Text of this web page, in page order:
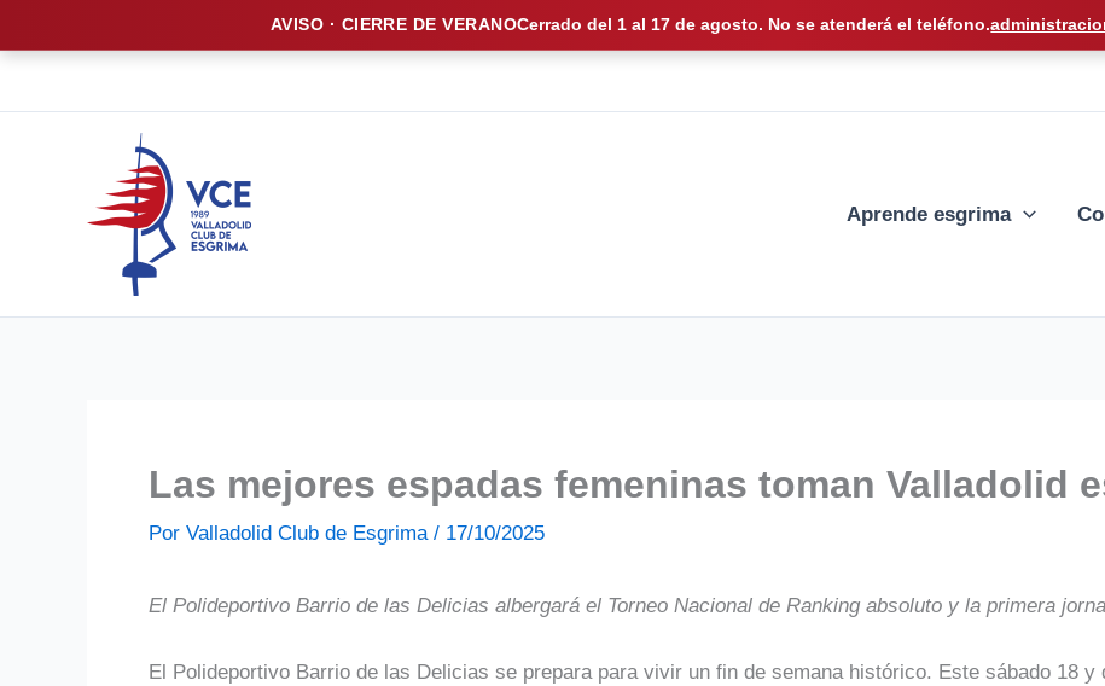
AVISO · CIERRE DE VERANOCerrado del 1 al 17 de agosto. No se atenderá el teléfono.
Aprende esgrima
Las mejores espadas femeninas toman Valladolid
Por Valladolid Club de Esgrima / 17/10/2025
El Polideportivo Barrio de las Delicias albergará el Torneo Nacional de Ranking absoluto y la primera
El Polideportivo Barrio de las Delicias se prepara para vivir un fin de semana histórico. Este sábado 18 y